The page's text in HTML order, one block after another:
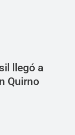
llegó a
Quirno